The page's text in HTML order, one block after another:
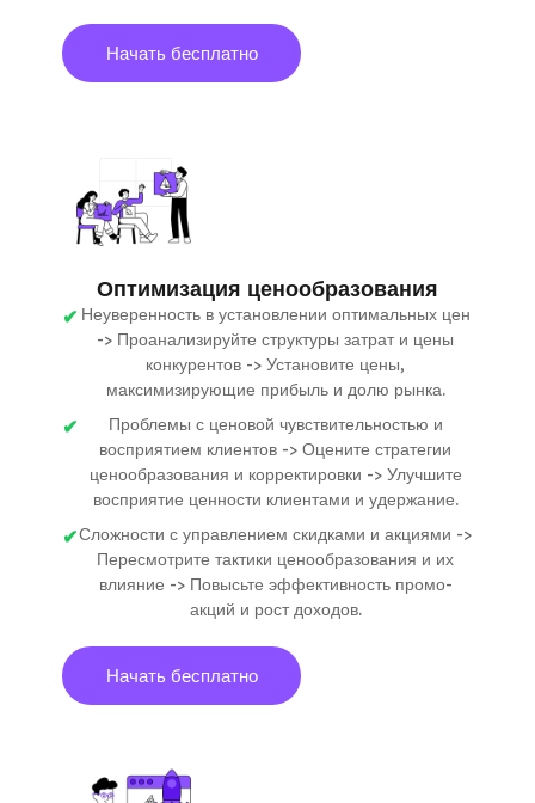
Начать бесплатно
Оптимизация ценообразования
Неуверенность в установлении оптимальных цен
-> Проанализируйте структуры затрат и цены
конкурентов -> Установите цены,
максимизирующие прибыль и долю рынка.
Проблемы с ценовой чувствительностью и
восприятием клиентов -> Оцените стратегии
ценообразования и корректировки -> Улучшите
восприятие ценности клиентами и удержание.
Сложности с управлением скидками и акциями ->
Пересмотрите тактики ценообразования и их
влияние -> Повысьте эффективность промо-
акций и рост доходов.
Начать бесплатно